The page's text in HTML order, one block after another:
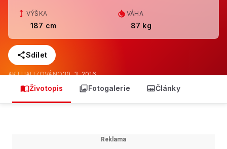
VÝŠKA
187 cm
VÁHA
87 kg
Sdílet
AKTUALIZOVÁNO30. 3. 2016
Životopis Fotogalerie Články